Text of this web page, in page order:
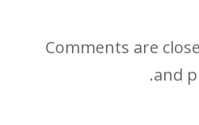
Comments are
and